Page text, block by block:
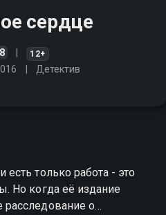
сердце
12+
Детектив
только работа - это
Но когда её издание
расследование о